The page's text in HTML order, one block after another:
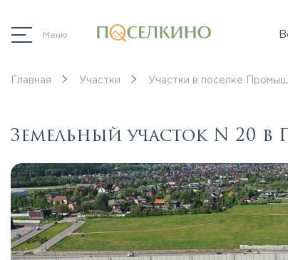
Меню
Главная Участки Участки в поселке
Земельный участок N 20